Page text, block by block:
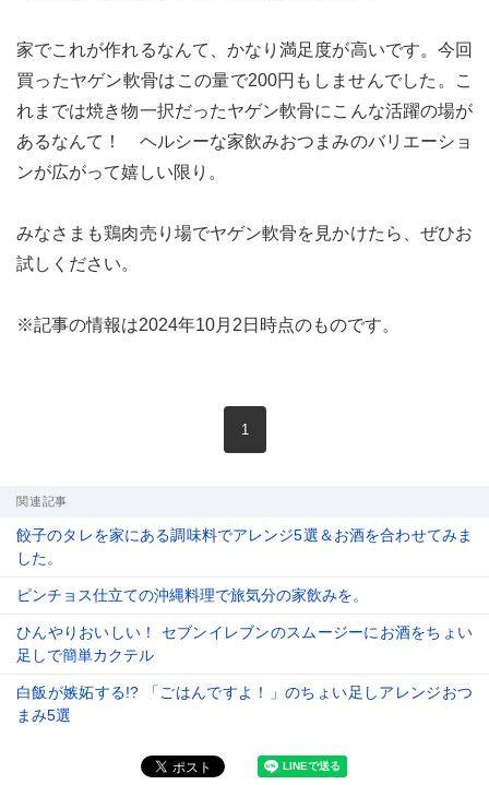
家でこれが作れるなんて、かなり満足度が高いです。今回
買ったヤゲン軟骨はこの量で200円もしませんでした。こ
れまでは焼き物一択だったヤゲン軟骨にこんな活躍の場が
あるなんて！ ヘルシーな家飲みおつまみのバリエーショ
ンが広がって嬉しい限り。
みなさまも鶏肉売り場でヤゲン軟骨を見かけたら、ぜひお
試しください。
※記事の情報は2024年10月2日時点のものです。
1
関連記事
餃子のタレを家にある調味料でアレンジ5選＆お酒を合わせてみま
した。
ピンチョス仕立ての沖縄料理で旅気分の家飲みを。
ひんやりおいしい！ セブンイレブンのスムージーにお酒をちょい
足しで簡単カクテル
白飯が嫉妬する!? 「ごはんですよ！」のちょい足しアレンジおつ
まみ5選